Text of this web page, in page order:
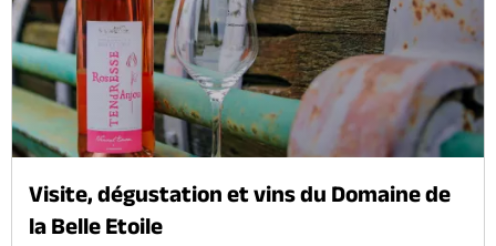
Visite, dégustation et vins du Domaine de
la Belle Etoile